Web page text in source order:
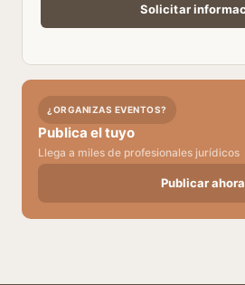
¿ORGANIZAS EVENTOS?
Publica el tuyo
Llega a miles de profesionales jurídicos
Publicar ahora